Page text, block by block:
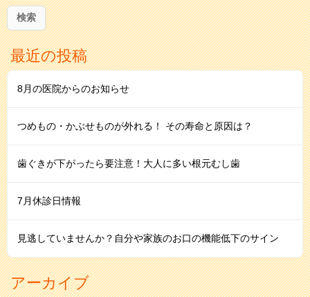
最近の投稿
8月の医院からのお知らせ
つめもの・かぶせものが外れる！ その寿命と原因は？
歯ぐきが下がったら要注意！大人に多い根元むし歯
7月休診日情報
見逃していませんか？自分や家族のお口の機能低下のサイン
アーカイブ